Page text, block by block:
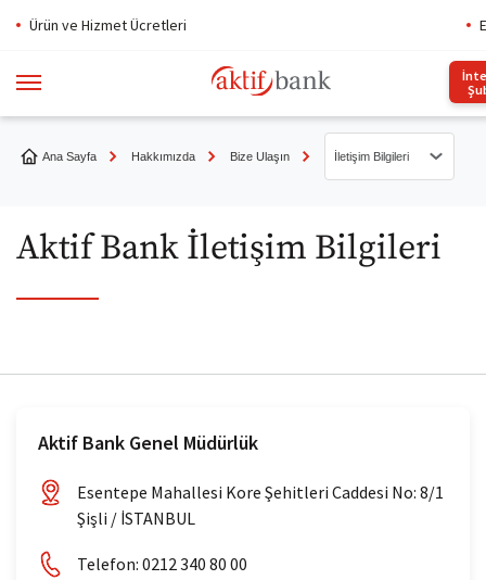
Ürün ve Hizmet Ücretleri
Ana Sayfa Hakkımızda Bize Ulaşın İletişim Bilgileri
İletişim Bilgileri
Aktif Bank İletişim Bilgileri
Aktif Bank Genel Müdürlük
Esentepe Mahallesi Kore Şehitleri Caddesi No: 8/1
Şişli / İSTANBUL
Telefon: 0212 340 80 00